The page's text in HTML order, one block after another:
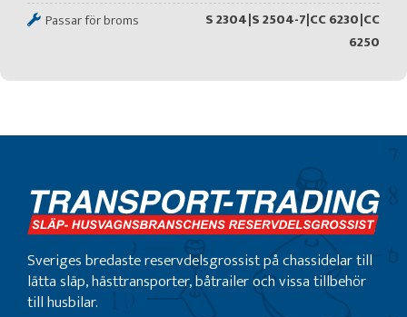
Passar för broms
S 2304|S 2504-7|CC 6230|CC
6250
Sveriges bredaste reservdelsgrossist på chassidelar till
lätta släp, hästtransporter, båtrailer och vissa tillbehör
till husbilar.